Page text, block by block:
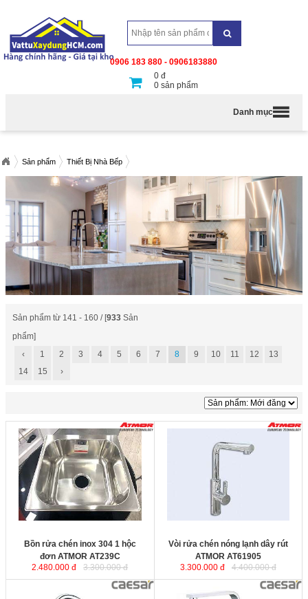
0906 183 880 - 0906183880
0 đ
0 sản phẩm
Danh mục
Sản phẩm Thiết Bị Nhà Bếp
Sản phẩm từ 141 - 160 / [933 Sản
phẩm]
‹
1 2 3 4 5 6 7 8 9 10 11 12
13
14
15 ›
Bồn rửa chén inox 304 1 hộc đơn
ATMOR AT239C được đúc nguyên
khối không mối hàn, bề mặt chậu
được tráng lớp Titanium chống
dính. Phía đáy được tráng lớp men
chống ẩm và chống ồn khi sử dụng.
Kích thước: 445x445x180 mm.
Bồn rửa chén inox 304 1 hộc
đơn ATMOR AT239C
2.480.000 đ
3.300.000 đ
Vòi rửa chén nóng lạnh dây rút
ATMOR AT61905 được thiết kế
sang trọng hiện đại với chất lượng
Chậu Âu. Sản phẩm được sản xuất
từ hợp kim đồng H65 chống ăn
mòn và rò rỉ, hàm lượng chì <0,03%
đạt tiêu chuẩn vòi nước uống và
bảo vệ môi trường.
Vòi rửa chén nóng lạnh dây rút
ATMOR AT61905
3.300.000 đ
4.400.000 đ
Vòi rửa chén lạnh Caesar
Vòi chậu rửa chén nóng lạnh thân